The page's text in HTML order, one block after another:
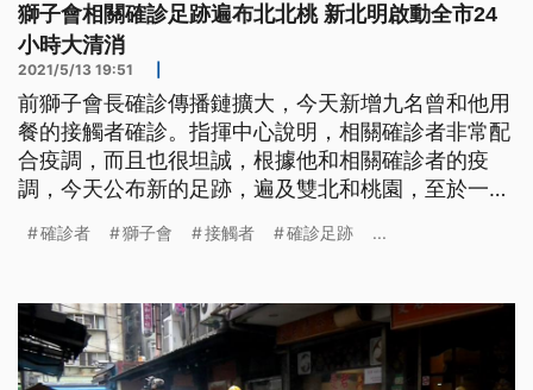
獅子會相關確診足跡遍布北北桃 新北明啟動全市24
小時大清消
2021/5/13 19:51
前獅子會長確診傳播鏈擴大，今天新增九名曾和他用
餐的接觸者確診。指揮中心說明，相關確診者非常配
合疫調，而且也很坦誠，根據他和相關確診者的疫
調，今天公布新的足跡，遍及雙北和桃園，至於一百
確診者曾經來過，位在桃園的這家餐飲業者，前一天
外部清潔公司來進行清消作業，是否會暫停營業目前
還在評估。 某日式料理，也是確診者
確診者 獅子會 接觸者 確診足跡 ...